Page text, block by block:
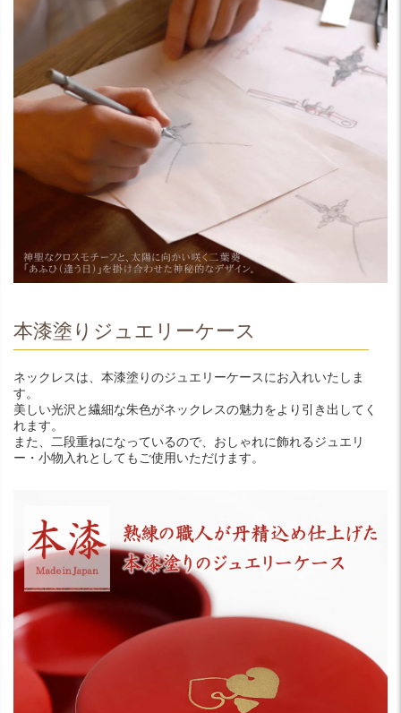
本漆塗りジュエリーケース
ネックレスは、本漆塗りのジュエリーケースにお入れいたしま
す。
美しい光沢と繊細な朱色がネックレスの魅力をより引き出してく
れます。
また、二段重ねになっているので、おしゃれに飾れるジュエリ
ー・小物入れとしてもご使用いただけます。